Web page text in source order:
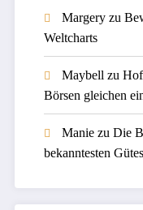
Margeryzu
Weltcharts
Maybell zu
Börsen gleichen
Maniezu Die
bekanntesten